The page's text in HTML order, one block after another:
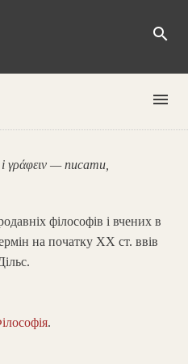
search
menu
γράφειν — писати,
філософів і вчених в
на початку ХХ ст. ввів
.